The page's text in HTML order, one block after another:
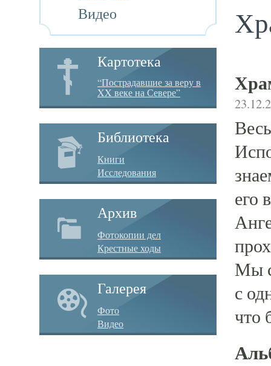
Видео
Картотека
“Пострадавшие за веру в
XX веке на Севере”
Библиотека
Книги
Исследования
Архив
Фотокопии дел
Крестные ходы
Галерея
Фото
Видео
его
Мы
с
что